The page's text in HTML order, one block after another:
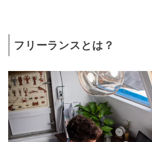
フリーランスとは？